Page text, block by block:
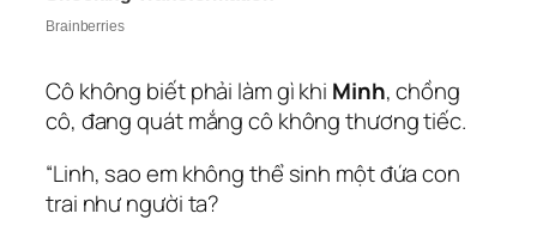
Cô không biết phải làm gì khi Minh, chồng
cô, đang quát mắng cô không thương tiếc.
“Linh, sao em không thể sinh một đứa con
trai như người ta?